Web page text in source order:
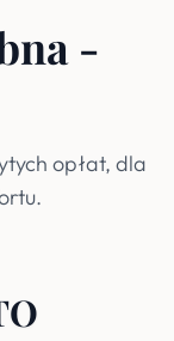
-
opłat, dla